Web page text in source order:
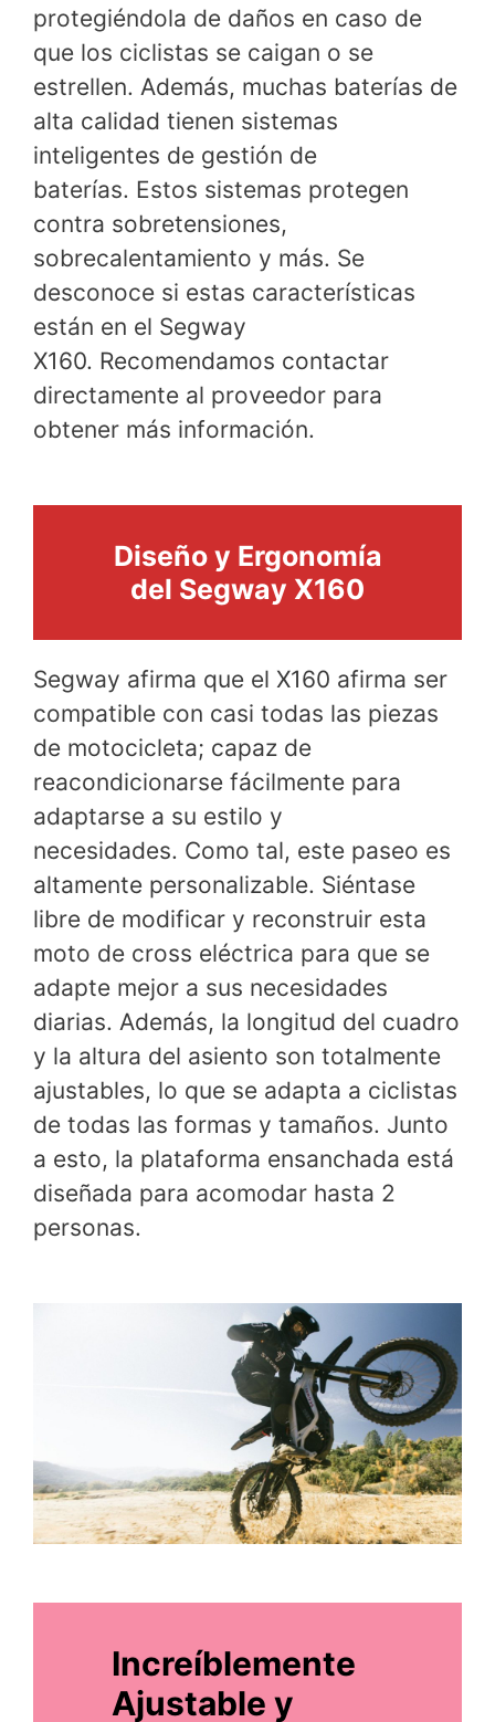
protegiéndola de daños en caso de
que los ciclistas se caigan o se
estrellen. Además, muchas baterías de
alta calidad tienen sistemas
inteligentes de gestión de
baterías. Estos sistemas protegen
contra sobretensiones,
sobrecalentamiento y más. Se
desconoce si estas características
están en el Segway
X160. Recomendamos contactar
directamente al proveedor para
obtener más información.
Diseño y Ergonomía
del Segway X160
Segway afirma que el X160 afirma ser
compatible con casi todas las piezas
de motocicleta; capaz de
reacondicionarse fácilmente para
adaptarse a su estilo y
necesidades. Como tal, este paseo es
altamente personalizable. Siéntase
libre de modificar y reconstruir esta
moto de cross eléctrica para que se
adapte mejor a sus necesidades
diarias. Además, la longitud del cuadro
y la altura del asiento son totalmente
ajustables, lo que se adapta a ciclistas
de todas las formas y tamaños. Junto
a esto, la plataforma ensanchada está
diseñada para acomodar hasta 2
personas.
Increíblemente
Ajustable y